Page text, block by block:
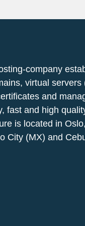
company
virtual servers
and
fast and high
is located in
City (MX) and